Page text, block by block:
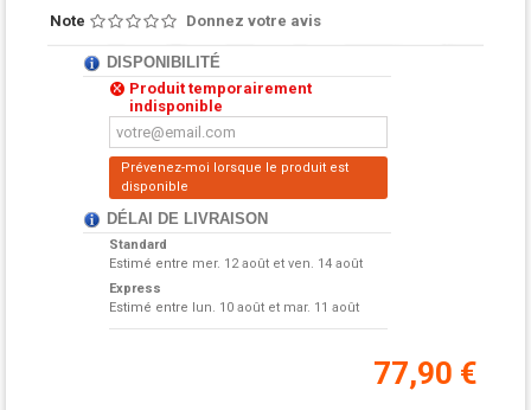
Note Donnez votre avis
DISPONIBILITÉ
Produit temporairement
indisponible
Prévenez-moi lorsque le produit est
disponible
DÉLAI DE LIVRAISON
Standard
Estimé entre mer. 12 août et ven. 14 août
Express
Estimé entre lun. 10 août et mar. 11 août
77,90 €